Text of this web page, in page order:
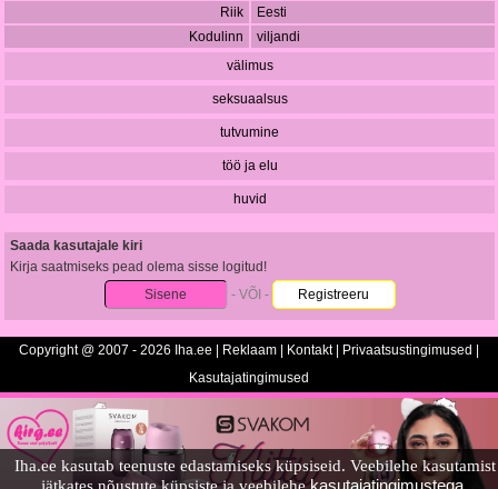
Iha.ee kasutab teenuste edastamiseks küpsiseid. Veebilehe kasutamist
kasutajatingimustega.
Riik
Eesti
Kodulinn
viljandi
välimus
seksuaalsus
tutvumine
töö ja elu
huvid
Saada kasutajale kiri
Kirja saatmiseks pead olema sisse logitud!
Sisene
- VÕI - Registreeru
Copyright @ 2007 - 2026 Iha.ee | Reklaam Kontakt| Privaatsustingimused
Kasutajatingimused